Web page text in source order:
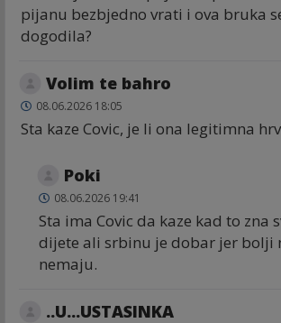
pijanu bezbjedno vrati i ova bruka
dogodila?
Volim te bahro
08.06.2026 18:05
Sta kaze Covic, je li ona legitimna
Poki
08.06.2026 19:41
Sta ima Covic da kaze kad to zna
dijete ali srbinu je dobar jer bolji
nemaju.
..U...USTASINKA